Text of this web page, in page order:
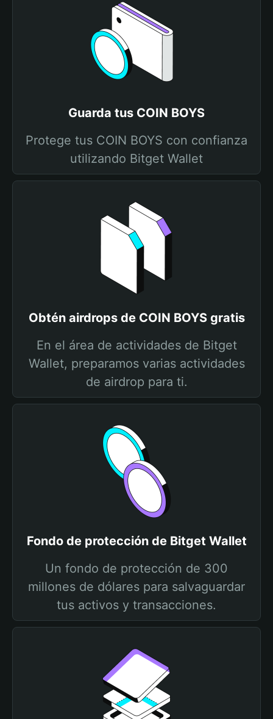
Guarda tus COIN BOYS
Protege tus COIN BOYS con confianza
utilizando Bitget Wallet
Obtén airdrops de COIN BOYS gratis
En el área de actividades de Bitget
Wallet, preparamos varias actividades
de airdrop para ti.
Fondo de protección de Bitget Wallet
Un fondo de protección de 300
millones de dólares para salvaguardar
tus activos y transacciones.